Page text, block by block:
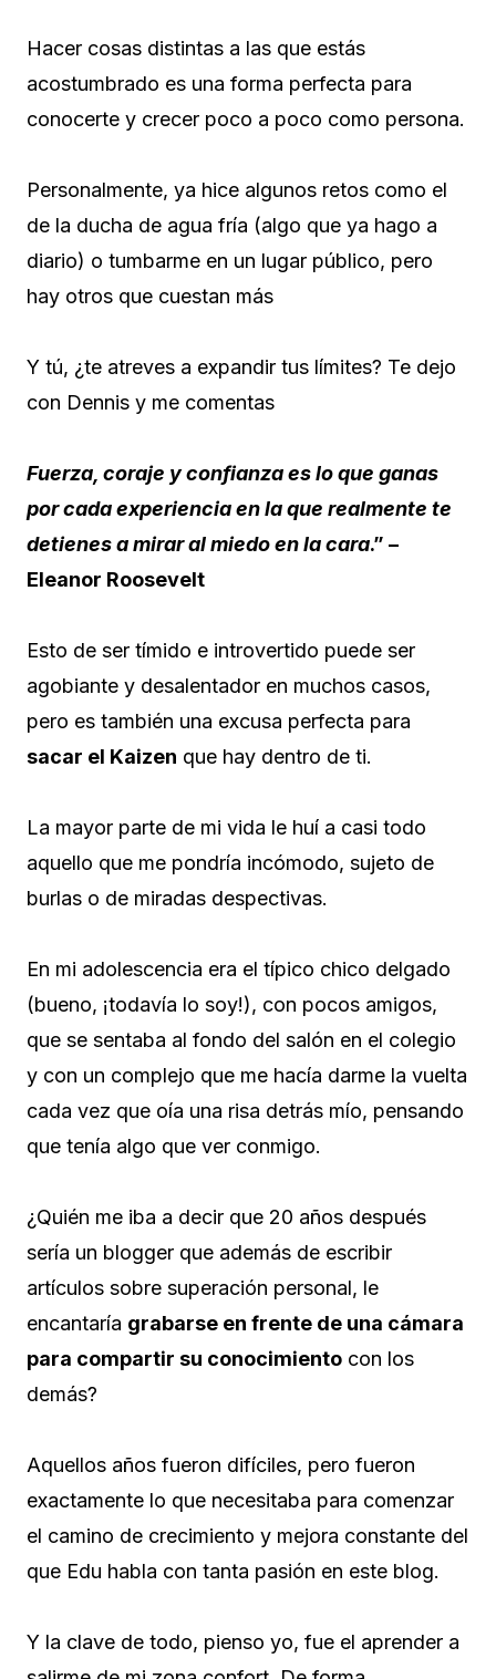
Hacer cosas distintas a las que estás
acostumbrado es una forma perfecta para
conocerte y crecer poco a poco como persona.
Personalmente, ya hice algunos retos como el
de la ducha de agua fría (algo que ya hago a
diario) o tumbarme en un lugar público, pero
hay otros que cuestan más
Y tú, ¿te atreves a expandir tus límites? Te dejo
con Dennis y me comentas
Fuerza, coraje y confianza es lo que ganas
por cada experiencia en la que realmente te
detienes a mirar al miedo en la cara.” –
Eleanor Roosevelt
Esto de ser tímido e introvertido puede ser
agobiante y desalentador en muchos casos,
pero es también una excusa perfecta para
sacar el Kaizen que hay dentro de ti.
La mayor parte de mi vida le huí a casi todo
aquello que me pondría incómodo, sujeto de
burlas o de miradas despectivas.
En mi adolescencia era el típico chico delgado
(bueno, ¡todavía lo soy!), con pocos amigos,
que se sentaba al fondo del salón en el colegio
y con un complejo que me hacía darme la vuelta
cada vez que oía una risa detrás mío, pensando
que tenía algo que ver conmigo.
¿Quién me iba a decir que 20 años después
sería un blogger que además de escribir
artículos sobre superación personal, le
encantaría grabarse en frente de una cámara
para compartir su conocimiento con los
demás?
Aquellos años fueron difíciles, pero fueron
exactamente lo que necesitaba para comenzar
el camino de crecimiento y mejora constante del
que Edu habla con tanta pasión en este blog.
Y la clave de todo, pienso yo, fue el aprender a